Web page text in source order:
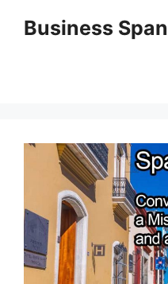
Business